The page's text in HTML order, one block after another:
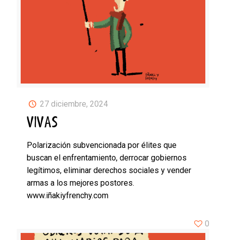
27 diciembre, 2024
VIVAS
Polarización subvencionada por élites que
buscan el enfrentamiento, derrocar gobiernos
legítimos, eliminar derechos sociales y vender
armas a los mejores postores.
www.iñakiyfrenchy.com
0